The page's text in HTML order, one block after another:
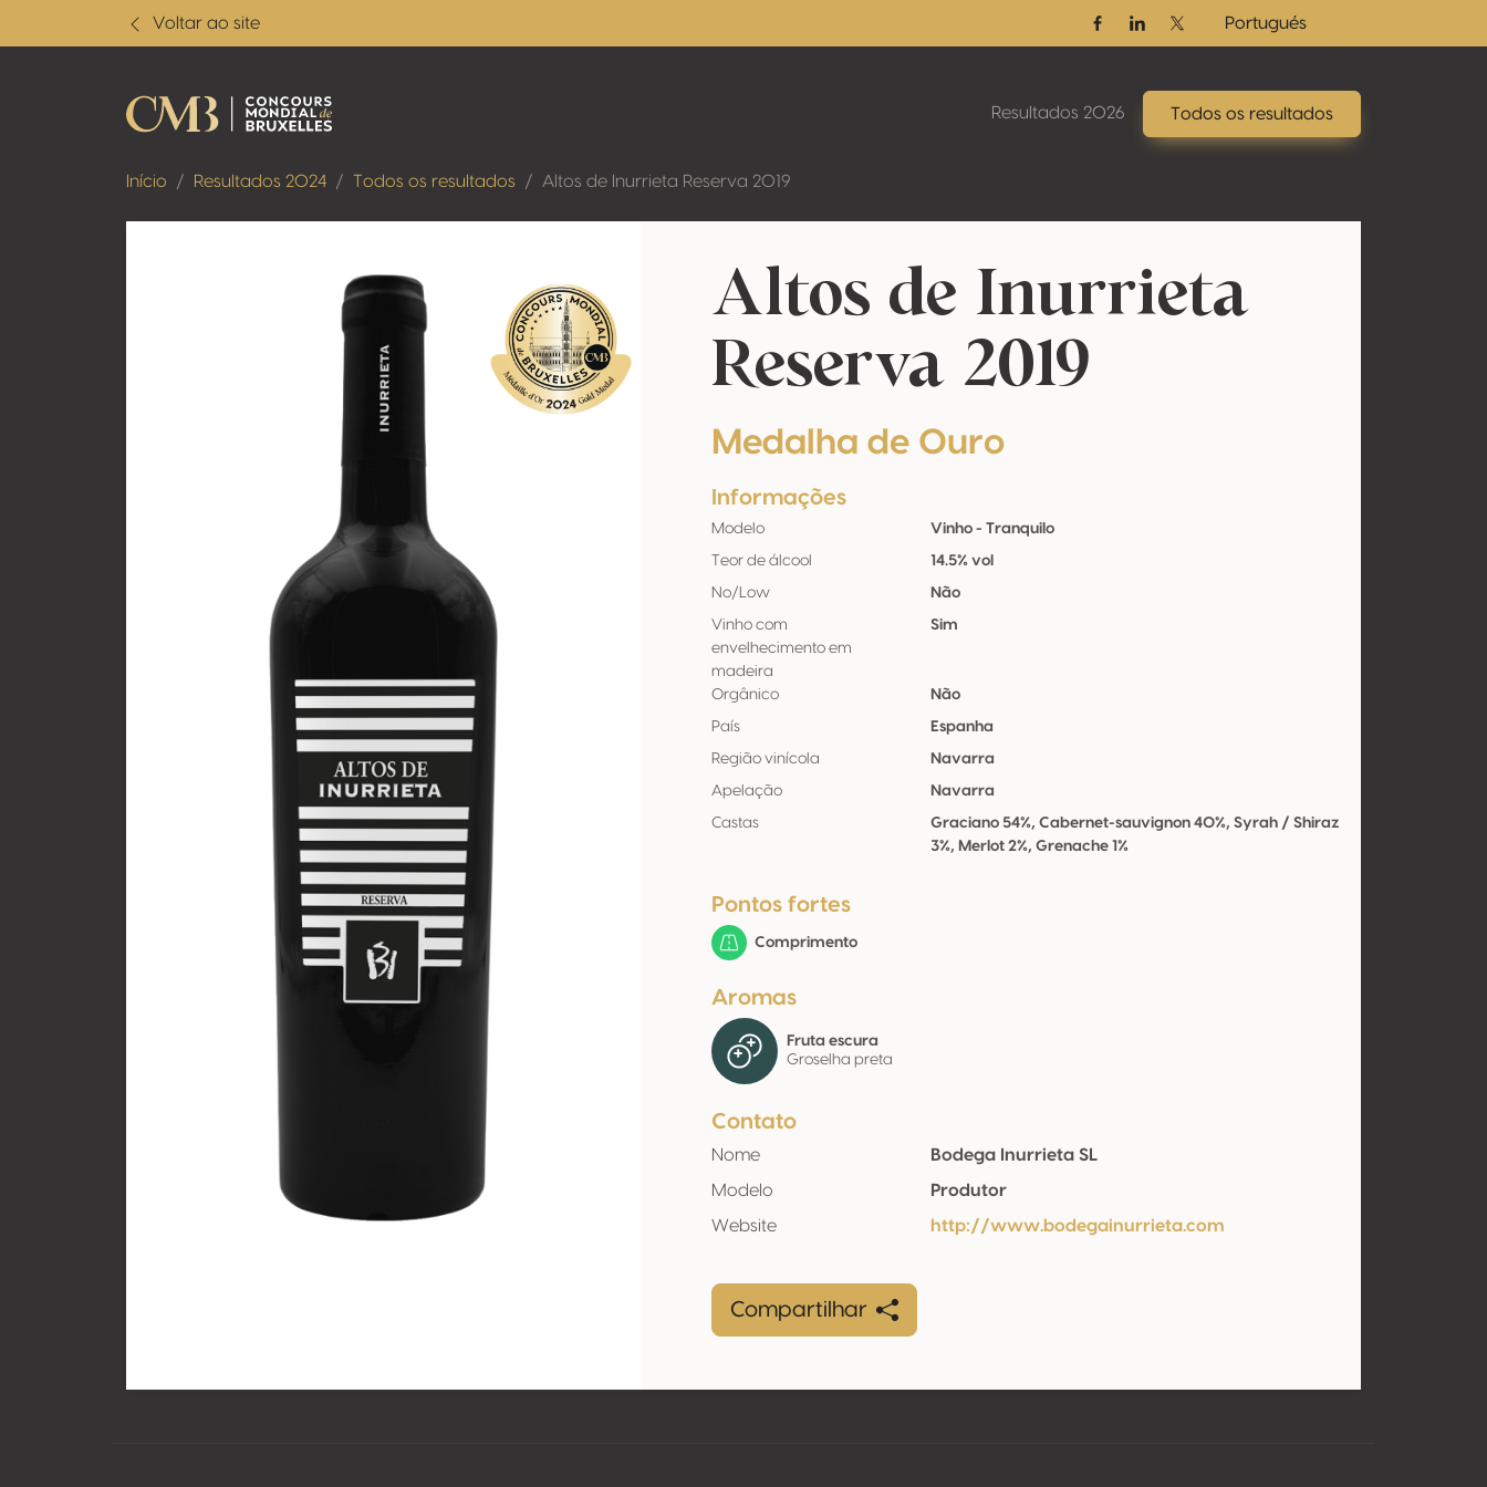
Voltar ao site
FacebookLinkedinTwitter / X
Portugués
Resultados 2026 Todos os resultados
Início Resultados 2024 Todos os resultados Altos de Inurrieta Reserva 2019
Altos de Inurrieta
Reserva 2019
Medalha de Ouro
Informações
Modelo Vinho - Tranquilo
Teor de álcool 14.5% vol
No/Low Não
Vinho com
envelhecimento em
madeira
Sim
Orgânico Não
País Espanha
Região vinícola Navarra
Apelação Navarra
Castas
Graciano 54%, Cabernet-sauvignon 40%, Syrah / Shiraz
3%, Merlot 2%, Grenache 1%
Pontos fortes
Comprimento
Aromas
Fruta escura
Groselha preta
Contato
Nome
Bodega Inurrieta SL
Modelo
Produtor
Website
http://www.bodegainurrieta.com
Compartilhar